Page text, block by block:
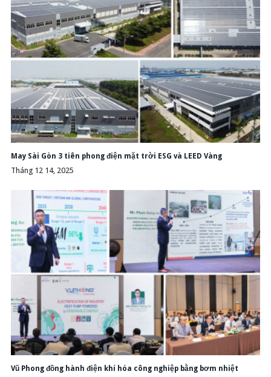
May Sài Gòn 3 tiên phong điện mặt trời ESG và LEED Vàng
Tháng 12 14, 2025
Vũ Phong đồng hành điện khí hóa công nghiệp bằng bơm nhiệt